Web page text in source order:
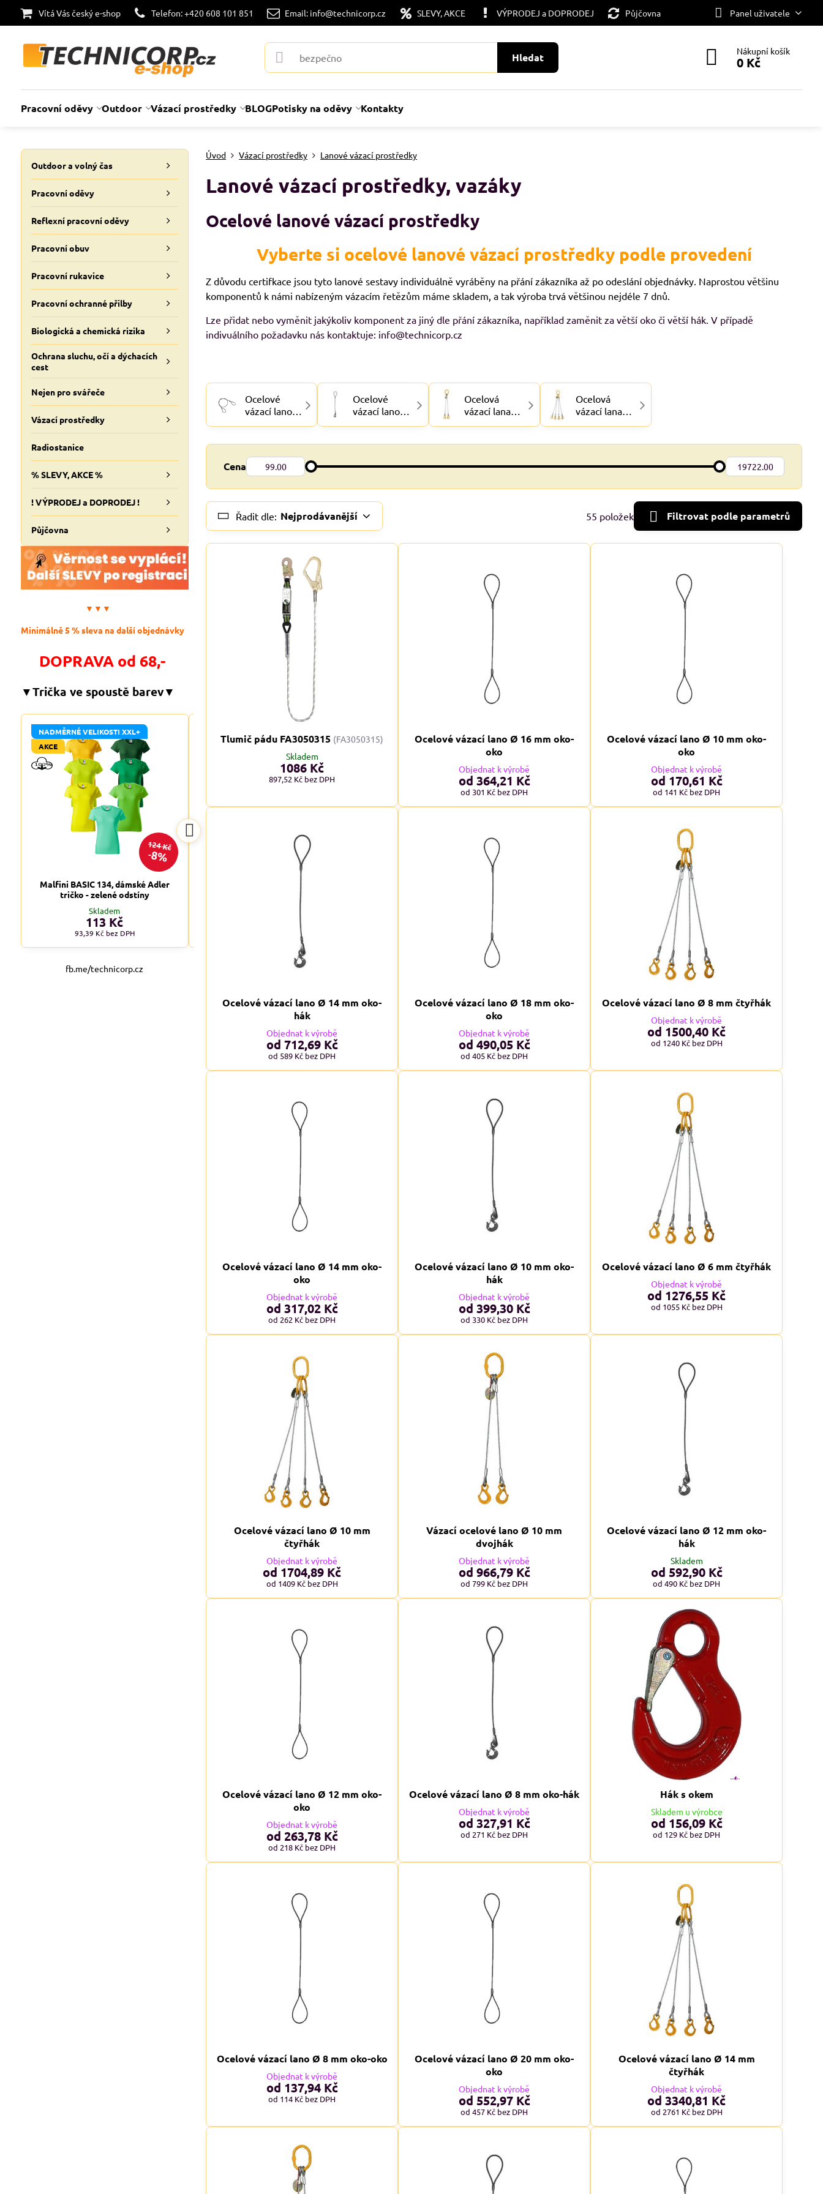
Vítá Vás český e-shop Telefon: +420 608 101 851 Email: info@technicorp.cz SLEVY, AKCE VÝPRODEJ a DOPRODEJ Půjčovna Panel uživatele
Hledat Nákupní košík
0 Kč
Pracovní oděvy Outdoor Vázací prostředky BLOGPotisky na oděvy Kontakty
Úvod Vázací prostředky Lanové vázací prostředky
Lanové vázací prostředky, vazáky
Ocelové lanové vázací prostředky
Vyberte si ocelové lanové vázací prostředky podle provedení
Z důvodu certifkace jsou tyto lanové sestavy individuálně vyráběny na přání zákazníka až po odeslání objednávky. Naprostou většinu
komponentů k námi nabízeným vázacím řetězům máme skladem, a tak výroba trvá většinou nejdéle 7 dnů.
Lze přidat nebo vyměnit jakýkoliv komponent za jiný dle přání zákazníka, například zaměnit za větší oko či větší hák. V případě
indivuálního požadavku nás kontaktuje: info@technicorp.cz
Ocelové
vázací lano
OKO-OKO
Ocelové
vázací lano
OKO-HÁK
Ocelová
vázací lana
OKO-
hák
Ocelová
vázací lana
OKO-
hák
Řadit dle: Nejprodávanější 55 položek Filtrovat podle parametrů
Tlumič pádu FA3050315 (FA3050315)
Skladem
1086 Kč
897,52 Kč bez DPH
Ocelové vázací lano Ø 16 mm oko-
oko
Objednat k výrobě
od 364,21 Kč
od 301 Kč bez DPH
Ocelové vázací lano Ø 10 mm oko-
oko
Objednat k výrobě
od 170,61 Kč
od 141 Kč bez DPH
Ocelové vázací lano Ø 14 mm oko-
hák
Objednat k výrobě
od 712,69 Kč
od 589 Kč bez DPH
Ocelové vázací lano Ø 18 mm oko-
oko
Objednat k výrobě
od 490,05 Kč
od 405 Kč bez DPH
Ocelové vázací lano Ø 8 mm čtyřhák
Objednat k výrobě
od 1500,40 Kč
od 1240 Kč bez DPH
Ocelové vázací lano Ø 14 mm oko-
oko
Objednat k výrobě
od 317,02 Kč
od 262 Kč bez DPH
Ocelové vázací lano Ø 10 mm oko-
hák
Objednat k výrobě
od 399,30 Kč
od 330 Kč bez DPH
Ocelové vázací lano Ø 6 mm čtyřhák
Objednat k výrobě
od 1276,55 Kč
od 1055 Kč bez DPH
Ocelové vázací lano Ø 10 mm
čtyřhák
Objednat k výrobě
od 1704,89 Kč
od 1409 Kč bez DPH
Vázací ocelové lano Ø 10 mm
dvojhák
Objednat k výrobě
od 966,79 Kč
od 799 Kč bez DPH
Ocelové vázací lano Ø 12 mm oko-
hák
Skladem
od 592,90 Kč
od 490 Kč bez DPH
Ocelové vázací lano Ø 12 mm oko-
oko
Objednat k výrobě
od 263,78 Kč
od 218 Kč bez DPH
Ocelové vázací lano Ø 8 mm oko-hák
Objednat k výrobě
od 327,91 Kč
od 271 Kč bez DPH
Hák s okem
Skladem u výrobce
od 156,09 Kč
od 129 Kč bez DPH
Ocelové vázací lano Ø 8 mm oko-oko
Objednat k výrobě
od 137,94 Kč
od 114 Kč bez DPH
Ocelové vázací lano Ø 20 mm oko-
oko
Objednat k výrobě
od 552,97 Kč
od 457 Kč bez DPH
Ocelové vázací lano Ø 14 mm
čtyřhák
Objednat k výrobě
od 3340,81 Kč
od 2761 Kč bez DPH
Cena Do:
Outdoor a volný čas
Pracovní oděvy
Reflexní pracovní oděvy
Pracovní obuv
Pracovní rukavice
Pracovní ochranné přilby
Biologická a chemická rizika
Ochrana sluchu, očí a dýchacích
cest
Nejen pro svářeče
Vázací prostředky
Radiostanice
% SLEVY, AKCE %
! VÝPRODEJ a DOPRODEJ !
Půjčovna
▼▼▼
Minimálně 5 % sleva na další objednávky
DOPRAVA od 68,-
▼Trička ve spoustě barev▼
124 Kč
8%
NADMĚRNÉ VELIKOSTI XXL+
AKCE
Malfini BASIC 134, dámské Adler
tričko - zelené odstíny
Skladem
113 Kč
93,39 Kč bez DPH
tričko - tmavé odstíny
od 109 Kč
bez DPH
fb.me/technicorp.cz